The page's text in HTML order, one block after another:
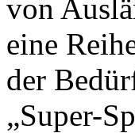
von
eine
der
„Super-